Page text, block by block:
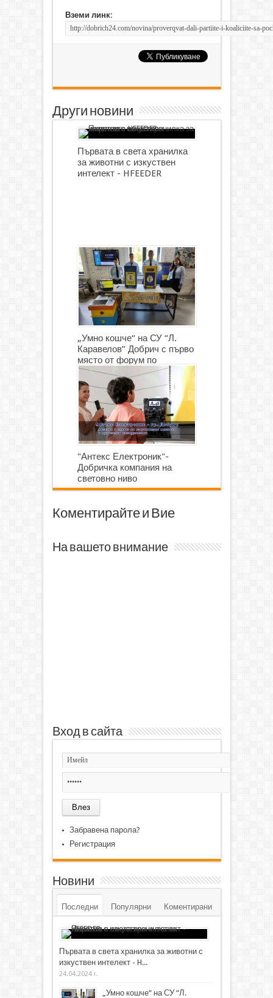
Вземи линк:
Други новини
Първата в света хранилка
за животни с изкуствен
интелект - HFEEDER
„Умно кошче“ на СУ “Л.
Каравелов” Добрич с първо
място от форум по
роботика
"Антекс Електроник"-
Добричка компания на
световно ниво
Коментирайте и Вие
На вашето внимание
Вход в сайта
Забравена парола?
Регистрация
Новини
Последни Популярни Коментирани
Първата в света хранилка за животни с
изкуствен интелект - H...
24.04.2024 г.
„Умно кошче“ на СУ “Л.